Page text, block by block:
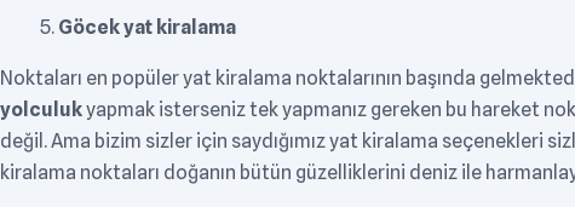
Göcek yat kiralama
Noktaları en popüler yat kiralama noktalarının başında
yolculukyapmak isterseniz tek yapmanız gereken bu hareket
değil. Ama bizim sizler için saydığımız yat kiralama seçenekleri
kiralama noktaları doğanın bütün güzelliklerini deniz ile